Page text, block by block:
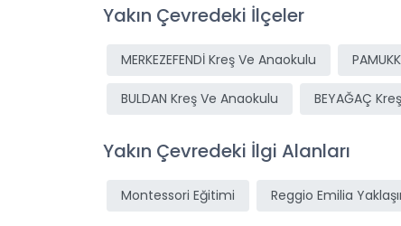
Yakın Çevredeki İlçeler
MERKEZEFENDİ Kreş Ve Anaokulu
BULDAN Kreş Ve Anaokulu BEYAĞAÇ
Yakın Çevredeki İlgi Alanları
Montessori Eğitimi Reggio Emilia